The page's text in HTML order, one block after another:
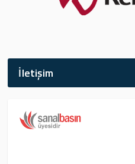
İletişim